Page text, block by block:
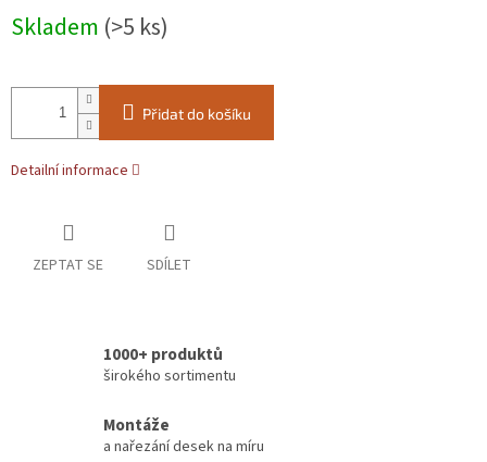
cena:
Skladem (>5 ks)
Přidat do košíku
Detailní informace
ZEPTAT SE SDÍLET
1000+ produktů
širokého sortimentu
Montáže
a nařezání desek na míru